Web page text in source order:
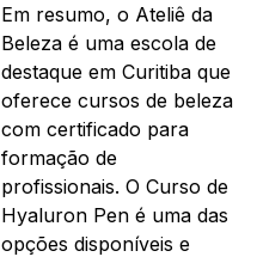
Em resumo, o Ateliê da
Beleza é uma escola de
destaque em Curitiba que
oferece cursos de beleza
com certificado para
formação de
profissionais. O Curso de
Hyaluron Pen é uma das
opções disponíveis e